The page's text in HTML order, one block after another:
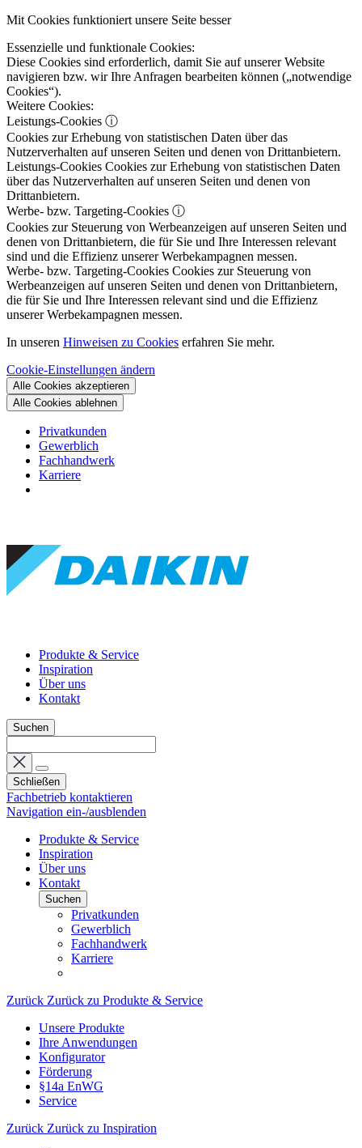
Mit Cookies funktioniert unsere Seite besser
Essenzielle und funktionale Cookies:
Diese Cookies sind erforderlich, damit Sie auf unserer Website
navigieren bzw. wir Ihre Anfragen bearbeiten können („notwendige
Cookies“).
Weitere Cookies:
Leistungs-Cookies ⓘ
Cookies zur Erhebung von statistischen Daten über das
Nutzerverhalten auf unseren Seiten und denen von Drittanbietern.
Leistungs-Cookies Cookies zur Erhebung von statistischen Daten
über das Nutzerverhalten auf unseren Seiten und denen von
Drittanbietern.
Werbe- bzw. Targeting-Cookies ⓘ
Cookies zur Steuerung von Werbeanzeigen auf unseren Seiten und
denen von Drittanbietern, die für Sie und Ihre Interessen relevant
sind und die Effizienz unserer Werbekampagnen messen.
Werbe- bzw. Targeting-Cookies Cookies zur Steuerung von
Werbeanzeigen auf unseren Seiten und denen von Drittanbietern,
die für Sie und Ihre Interessen relevant sind und die Effizienz
unserer Werbekampagnen messen.
In unseren Hinweisen zu Cookies erfahren Sie mehr.
Cookie-Einstellungen ändern
Alle Cookies akzeptieren
Alle Cookies ablehnen
Privatkunden
Gewerblich
Fachhandwerk
Karriere
Produkte & Service
Inspiration
Über uns
Kontakt
Suchen
Schließen
Fachbetrieb kontaktieren
Navigation ein-/ausblenden
Produkte & Service
Inspiration
Über uns
Kontakt
Suchen
Privatkunden
Gewerblich
Fachhandwerk
Karriere
Zurück Zurück zu Produkte & Service
Unsere Produkte
Ihre Anwendungen
Konfigurator
Förderung
§14a EnWG
Service
Zurück Zurück zu Inspiration